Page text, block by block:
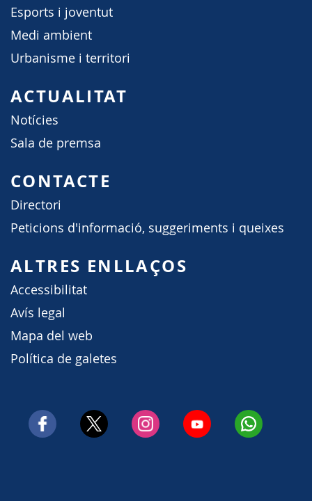
Esports i joventut
Medi ambient
Urbanisme i territori
ACTUALITAT
Notícies
Sala de premsa
CONTACTE
Directori
Peticions d'informació, suggeriments i queixes
ALTRES ENLLAÇOS
Accessibilitat
Avís legal
Mapa del web
Política de galetes